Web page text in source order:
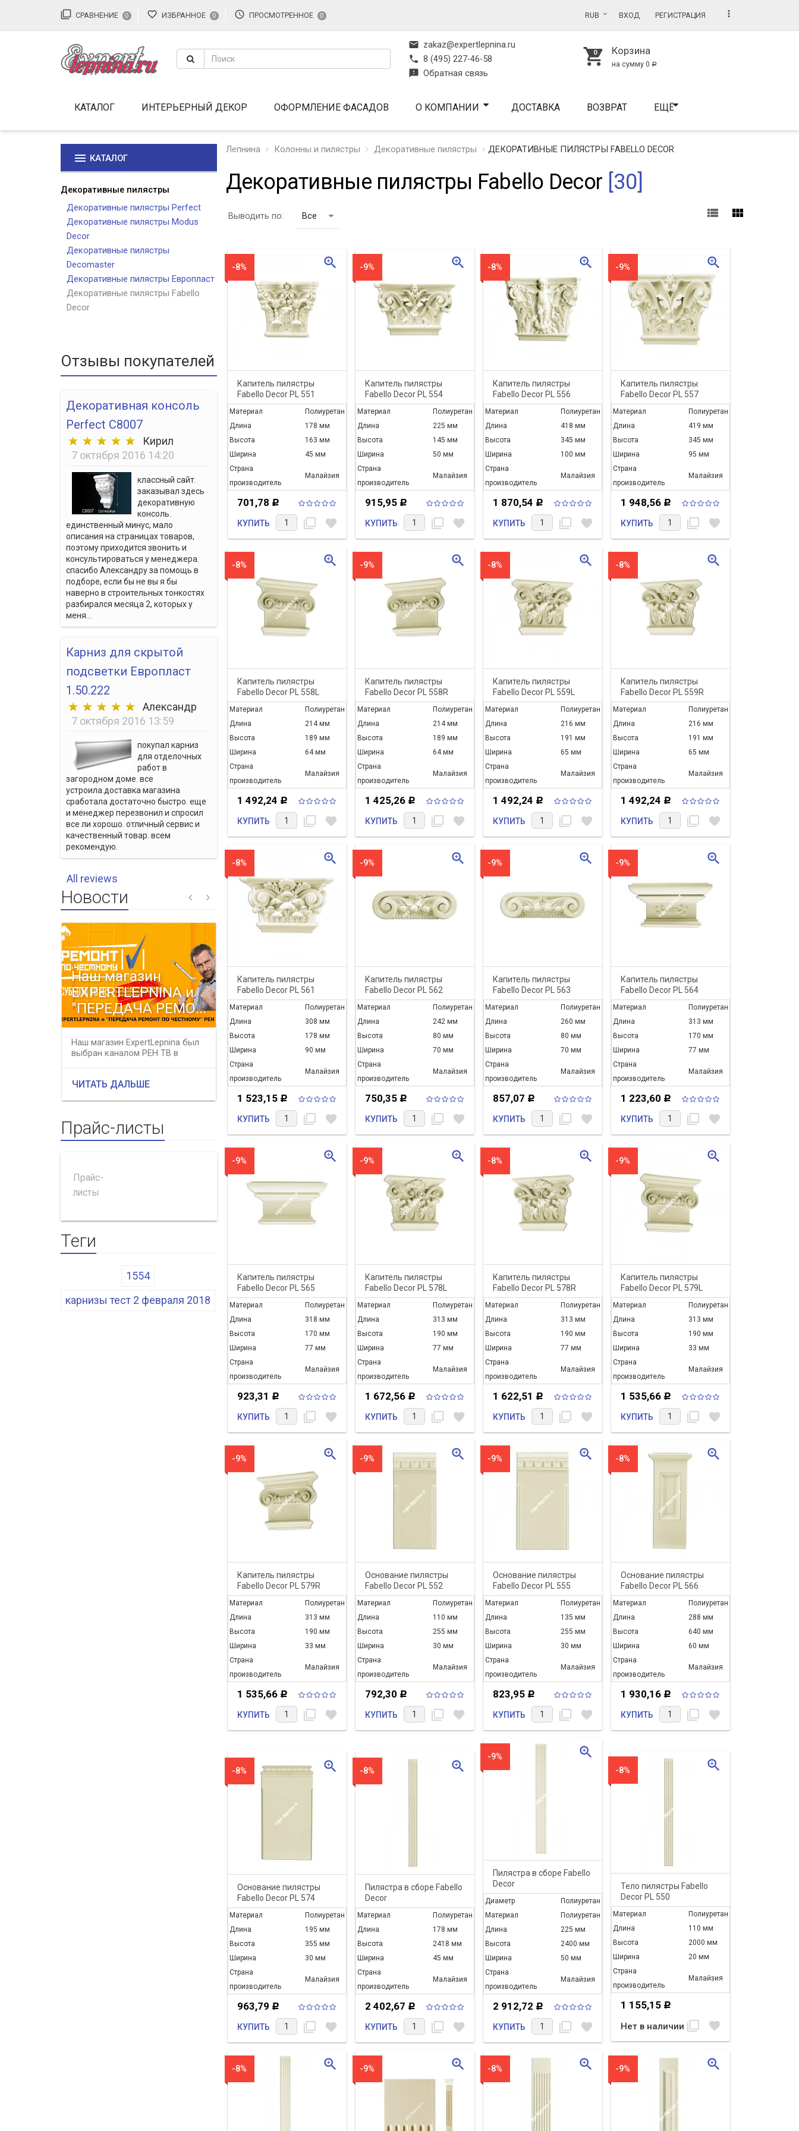
filter_none СРАВНЕНИЕ 0 favorite_border ИЗБРАННОЕ 0 access_time ПРОСМОТРЕННОЕ 0 RUB ВХОД РЕГИСТРАЦИЯ more_vert
mail zakaz@expertlepnina.ru
phone 8 (495) 227-46-58
feedback Обратная связь
shopping_cart Корзина
на сумму 0 Р
КАТАЛОГ ИНТЕРЬЕРНЫЙ ДЕКОР ОФОРМЛЕНИЕ ФАСАДОВ О КОМПАНИИ ДОСТАВКА ВОЗВРАТ ЕЩЁ
menu КАТАЛОГ
Декоративные пилястры
Декоративные пилястры Perfect
Декоративные пилястры Modus
Decor
Декоративные пилястры
Decomaster
Декоративные пилястры Европласт
Декоративные пилястры Fabello
Decor
Отзывы покупателей
Декоративная консоль
Perfect C8007
Кирил
7 октября 2016 14:20
классный сайт.
заказывал здесь
декоративную
консоль.
единственный минус, мало
описания на страницах товаров,
поэтому приходится звонить и
консультироваться у менеджера.
спасибо Александру за помощь в
подборе, если бы не вы я бы
наверно в строительных тонкостях
разбирался месяца 2, которых у
меня...
Карниз для скрытой
подсветки Европласт
1.50.222
Александр
7 октября 2016 13:59
покупал карниз
для отделочных
работ в
загородном доме. все
устроила.доставка магазина
сработала достаточно быстро. еще
и менеджер перезвонил и спросил
все ли хорошо. отличный сервис и
качественный товар. всем
рекомендую.
All reviews
Новости
Наш магазин
EXPERTLEPNINA и
"ПЕРЕДАЧА РЕМО...
Наш магазин ExpertLepnina был
выбран каналом РЕН ТВ в
ЧИТАТЬ ДАЛЬШЕ
Весенняя
распродажа 8 % на
все товары
31 мая 2017 в нашем интернет
магазине действует весення...
ЧИТАТЬ ДАЛЬШЕ
С Днем Великой
Победы, дорогие
друзья!
дорогие друзья!
ЧИТАТЬ ДАЛЬШЕ
Поздравляем с
первомаем
магазина "Эксперт Лепнина"
поздравляет вас с 1 мая 2017...
ЧИТАТЬ ДАЛЬШЕ
Прайс-листы
Прайс-
листы
Теги
1554
карнизы тест 2 февраля 2018
Лепнина Колонны и пилястры Декоративные пилястры ДЕКОРАТИВНЫЕ ПИЛЯСТРЫ FABELLO DECOR
Декоративные пилястры Fabello Decor [30]
Выводить по: Все view_list view_module
-8%
Капитель пилястры
Fabello Decor PL 551
Материал
Полиуретан
Длина
178 мм
Высота
163 мм
Ширина
45 мм
Страна
производитель
Малайзия
701,78 Р
КУПИТЬ filter_none favorite
zoom_in -9%
Капитель пилястры
Fabello Decor PL 554
Материал
Полиуретан
Длина
225 мм
Высота
145 мм
Ширина
50 мм
Страна
производитель
Малайзия
915,95 Р
КУПИТЬ filter_none favorite
zoom_in -8%
Капитель пилястры
Fabello Decor PL 556
Материал
Полиуретан
Длина
418 мм
Высота
345 мм
Ширина
100 мм
Страна
производитель
Малайзия
1 870,54 Р
КУПИТЬ filter_none favorite
zoom_in -9%
Капитель пилястры
Fabello Decor PL 557
Материал
Полиуретан
Длина
419 мм
Высота
345 мм
Ширина
95 мм
Страна
производитель
Малайзия
1 948,56 Р
КУПИТЬ filter_none favorite
zoom_in
-8%
Капитель пилястры
Fabello Decor PL 558L
Материал
Полиуретан
Длина
214 мм
Высота
189 мм
Ширина
64 мм
Страна
производитель
Малайзия
1 492,24 Р
КУПИТЬ filter_none favorite
zoom_in -9%
Капитель пилястры
Fabello Decor PL 558R
Материал
Полиуретан
Длина
214 мм
Высота
189 мм
Ширина
64 мм
Страна
производитель
Малайзия
1 425,26 Р
КУПИТЬ filter_none favorite
zoom_in -8%
Капитель пилястры
Fabello Decor PL 559L
Материал
Полиуретан
Длина
216 мм
Высота
191 мм
Ширина
65 мм
Страна
производитель
Малайзия
1 492,24 Р
КУПИТЬ filter_none favorite
zoom_in -8%
Капитель пилястры
Fabello Decor PL 559R
Материал
Полиуретан
Длина
216 мм
Высота
191 мм
Ширина
65 мм
Страна
производитель
Малайзия
1 492,24 Р
КУПИТЬ filter_none favorite
zoom_in
-8%
Капитель пилястры
Fabello Decor PL 561
Материал
Полиуретан
Длина
308 мм
Высота
178 мм
Ширина
90 мм
Страна
производитель
Малайзия
1 523,15 Р
КУПИТЬ filter_none favorite
zoom_in -9%
Капитель пилястры
Fabello Decor PL 562
Материал
Полиуретан
Длина
242 мм
Высота
80 мм
Ширина
70 мм
Страна
производитель
Малайзия
750,35 Р
КУПИТЬ filter_none favorite
zoom_in -9%
Капитель пилястры
Fabello Decor PL 563
Материал
Полиуретан
Длина
260 мм
Высота
80 мм
Ширина
70 мм
Страна
производитель
Малайзия
857,07 Р
КУПИТЬ filter_none favorite
zoom_in -9%
Капитель пилястры
Fabello Decor PL 564
Материал
Полиуретан
Длина
313 мм
Высота
170 мм
Ширина
77 мм
Страна
производитель
Малайзия
1 223,60 Р
КУПИТЬ filter_none favorite
zoom_in
-9%
Капитель пилястры
Fabello Decor PL 565
Материал
Полиуретан
Длина
318 мм
Высота
170 мм
Ширина
77 мм
Страна
производитель
Малайзия
923,31 Р
КУПИТЬ filter_none favorite
zoom_in -9%
Капитель пилястры
Fabello Decor PL 578L
Материал
Полиуретан
Длина
313 мм
Высота
190 мм
Ширина
77 мм
Страна
производитель
Малайзия
1 672,56 Р
КУПИТЬ filter_none favorite
zoom_in -8%
Капитель пилястры
Fabello Decor PL 578R
Материал
Полиуретан
Длина
313 мм
Высота
190 мм
Ширина
77 мм
Страна
производитель
Малайзия
1 622,51 Р
КУПИТЬ filter_none favorite
zoom_in -9%
Капитель пилястры
Fabello Decor PL 579L
Материал
Полиуретан
Длина
313 мм
Высота
190 мм
Ширина
33 мм
Страна
производитель
Малайзия
1 535,66 Р
КУПИТЬ filter_none favorite
zoom_in
-9%
Капитель пилястры
Fabello Decor PL 579R
Материал
Полиуретан
Длина
313 мм
Высота
190 мм
Ширина
33 мм
Страна
производитель
Малайзия
1 535,66 Р
КУПИТЬ filter_none favorite
zoom_in -9%
Основание пилястры
Fabello Decor PL 552
Материал
Полиуретан
Длина
110 мм
Высота
255 мм
Ширина
30 мм
Страна
производитель
Малайзия
792,30 Р
КУПИТЬ filter_none favorite
zoom_in -9%
Основание пилястры
Fabello Decor PL 555
Материал
Полиуретан
Длина
135 мм
Высота
255 мм
Ширина
30 мм
Страна
производитель
Малайзия
823,95 Р
КУПИТЬ filter_none favorite
zoom_in -8%
Основание пилястры
Fabello Decor PL 566
Материал
Полиуретан
Длина
288 мм
Высота
640 мм
Ширина
60 мм
Страна
производитель
Малайзия
1 930,16 Р
КУПИТЬ filter_none favorite
zoom_in
-8%
Основание пилястры
Fabello Decor PL 574
Материал
Полиуретан
Длина
195 мм
Высота
355 мм
Ширина
30 мм
Страна
производитель
Малайзия
963,79 Р
КУПИТЬ filter_none favorite
zoom_in -8%
Пилястра в сборе Fabello
Decor
PL550+PL551+PL552
Материал
Полиуретан
Длина
178 мм
Высота
2418 мм
Ширина
45 мм
Страна
производитель
Малайзия
2 402,67 Р
КУПИТЬ filter_none favorite
zoom_in
-9%
Пилястра в сборе Fabello
Decor
PL553+PL554+PL555
Диаметр
Полиуретан
Материал
Полиуретан
Длина
225 мм
Высота
2400 мм
Ширина
50 мм
Страна
производитель
Малайзия
2 912,72 Р
КУПИТЬ filter_none favorite
zoom_in
-8%
Тело пилястры Fabello
Decor PL 550
Материал
Полиуретан
Длина
110 мм
Высота
2000 мм
Ширина
20 мм
Страна
производитель
Малайзия
1 155,15 Р
Нет в наличии filter_none favorite
zoom_in
-8% zoom_in -9% zoom_in -8% zoom_in -9% zoom_in